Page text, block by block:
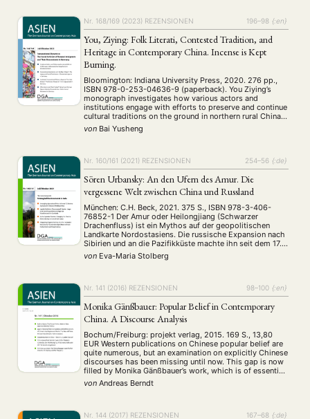
grundlegend zu …
Nr. 168/169 (2023) REZENSIONEN 196–98 {:en}
You, Ziying: Folk Literati, Contested Tradition, and
Heritage in Contemporary China. Incense is Kept
Burning.
Bloomington: Indiana University Press, 2020. 276 pp.,
ISBN 978-0-253-04636-9 (paperback). You Ziying’s
monograph investigates how various actors and
institutions engage with efforts to preserve and continue
cultural traditions on the ground in northern rural China.
Particularly, You focuses on the important role of folk
literati, “a group of people who are skilled in classical
von Bai Yusheng
Nr. 160/161 (2021) REZENSIONEN 254–56 {:de}
Sören Urbansky: An den Ufern des Amur. Die
vergessene Welt zwischen China und Russland
München: C.H. Beck, 2021. 375 S., ISBN 978-3-406-
76852-1 Der Amur oder Heilongjiang (Schwarzer
Drachenfluss) ist ein Mythos auf der geopolitischen
Landkarte Nordostasiens. Die russische Expansion nach
Sibirien und an die Pazifikküste machte ihn seit dem 17.
Jahrhundert zu einem Grenzfluss zwischen Russland und
China. Fernab der Herrschaftsmetropolen St.
von Eva-Maria Stolberg
Nr. 141 (2016) REZENSIONEN 98–100 {:en}
Monika Gänßbauer: Popular Belief in Contemporary
China. A Discourse Analysis
Bochum/Freiburg: projekt verlag, 2015. 169 S., 13,80
EUR Western publications on Chinese popular belief are
quite numerous, but an examination on explicitly Chinese
discourses has been missing until now. This gap is now
filled by Monika Gänßbauer’s work, which is of essential
importance for everyone concerned with research in this
area and beyond. Her book …
von Andreas Berndt
Nr. 144 (2017) REZENSIONEN 167–68 {:de}